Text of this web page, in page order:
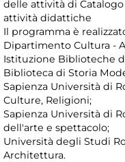
delle attività di
attività didattiche
Il programma è
Dipartimento Cultura -
Istituzione Biblioteche
Biblioteca di Storia
Sapienza Università di
Culture, Religioni;
Sapienza Università di
dell'arte e spettacolo;
Università degli Studi
Architettura.